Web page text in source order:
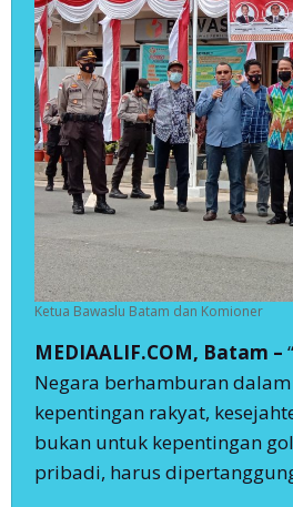
Ketua Bawaslu Batam dan Komioner
MEDIAALIF.COM, Batam –
Negara berhamburan
kepentingan rakyat,
bukan untuk kepentingan
pribadi, harus